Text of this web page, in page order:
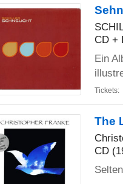
CD +
Ein
Tickets:
The
CD